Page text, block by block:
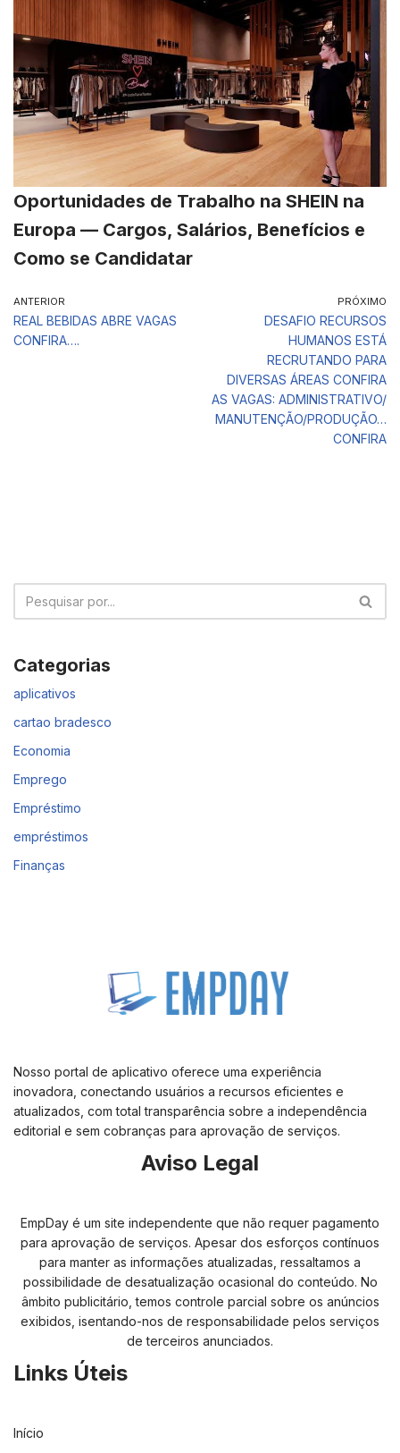
Oportunidades de Trabalho na SHEIN na
Europa — Cargos, Salários, Benefícios e
Como se Candidatar
ANTERIOR
REAL BEBIDAS ABRE VAGAS
CONFIRA….
PRÓXIMO
DESAFIO RECURSOS
HUMANOS ESTÁ
RECRUTANDO PARA
DIVERSAS ÁREAS CONFIRA
AS VAGAS: ADMINISTRATIVO/
MANUTENÇÃO/PRODUÇÃO…
CONFIRA
Categorias
aplicativos
cartao bradesco
Economia
Emprego
Empréstimo
empréstimos
Finanças
Nosso portal de aplicativo oferece uma experiência
inovadora, conectando usuários a recursos eficientes e
atualizados, com total transparência sobre a independência
editorial e sem cobranças para aprovação de serviços.
Aviso Legal
EmpDay é um site independente que não requer pagamento
para aprovação de serviços. Apesar dos esforços contínuos
para manter as informações atualizadas, ressaltamos a
possibilidade de desatualização ocasional do conteúdo. No
âmbito publicitário, temos controle parcial sobre os anúncios
exibidos, isentando-nos de responsabilidade pelos serviços
de terceiros anunciados.
Links Úteis
Início